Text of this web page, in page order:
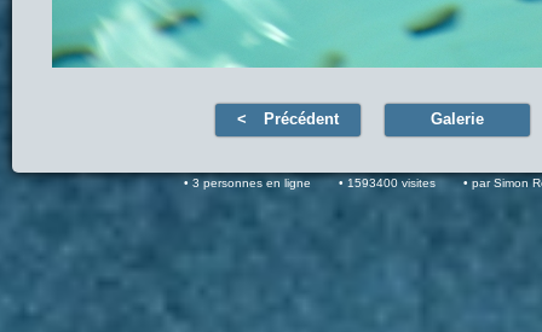
Précédent Galerie
3 personnes en ligne 1593400 visites par Simon